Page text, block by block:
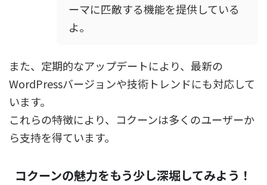
ーマに匹敵する機能を提供している
よ。
また、定期的なアップデートにより、最新の
WordPressバージョンや技術トレンドにも対応して
います。
これらの特徴により、コクーンは多くのユーザーか
ら支持を得ています。
コクーンの魅力をもう少し深堀してみよう！